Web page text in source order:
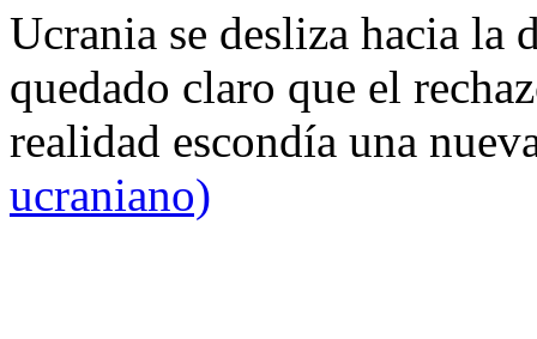
Ucrania se desliza hacia
quedado claro que el
realidad escondía una
ucraniano)